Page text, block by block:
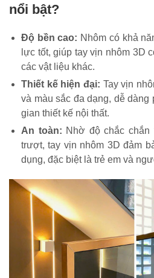
nổi bật?
Độ bền cao: Nhôm có khả
lực tốt, giúp tay vịn nhôm 3D
các vật liệu khác.
Thiết kế hiện đại: Tay vịn
và màu sắc đa dạng, dễ
gian thiết kế nội thất.
An toàn: Nhờ độ chắc chắn
trượt, tay vịn nhôm 3D đảm
dụng, đặc biệt là trẻ em và